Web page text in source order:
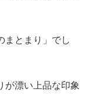
まとまり」でし
が漂い上品な印象